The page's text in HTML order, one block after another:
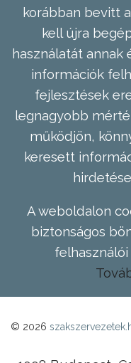
korábban bevitt
kell újra
használatát annak
információk
fejlesztések
legnagyobb
működjön,
keresett
A weboldalon
biztonságos
© 2026